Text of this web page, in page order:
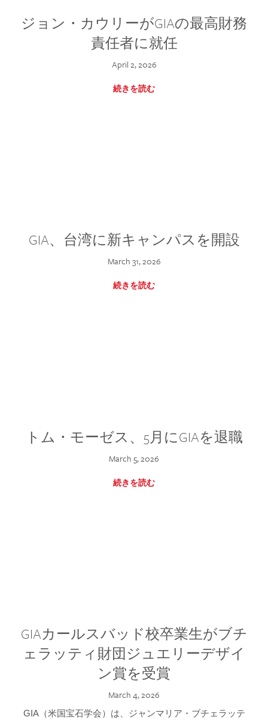
ジョン・カウリーがGIAの最高財務
責任者に就任
April 2, 2026
続きを読む
GIA、台湾に新キャンパスを開設
March 31, 2026
続きを読む
トム・モーゼス、5月にGIAを退職
March 5, 2026
続きを読む
GIAカールスバッド校卒業生がブチ
ェラッティ財団ジュエリーデザイ
ン賞を受賞
March 4, 2026
GIA（米国宝石学会）は、ジャンマリア・ブチェラッテ